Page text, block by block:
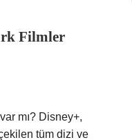
Filmler
mı? Disney+,
tüm dizi ve